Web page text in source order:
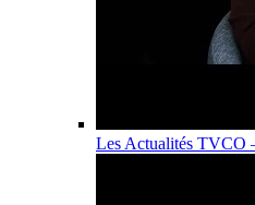
Les Actualités TVCO